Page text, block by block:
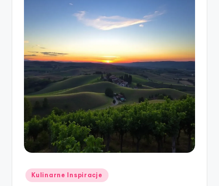
Posted
in
Kulinarne Inspiracje